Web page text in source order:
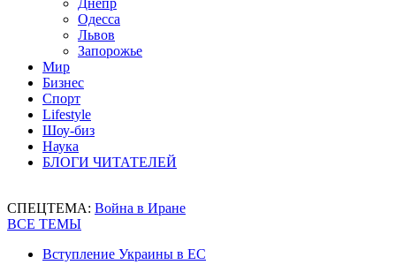
Днепр
Одесса
Львов
Запорожье
Мир
Бизнес
Спорт
Lifestyle
Шоу-биз
Наука
БЛОГИ ЧИТАТЕЛЕЙ
СПЕЦТЕМА: Война в Иране
ВСЕ ТЕМЫ
Вступление Украины в ЕС